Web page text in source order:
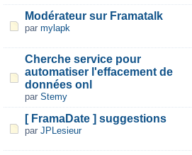
Modérateur sur Framatalk
par mylapk
Cherche service pour
automatiser l'effacement de
données onl
par Stemy
[ FramaDate ] suggestions
par JPLesieur